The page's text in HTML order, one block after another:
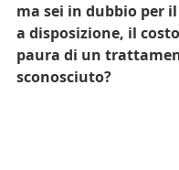
ma sei in dubbio per
a disposizione, il
paura di un
sconosciuto?